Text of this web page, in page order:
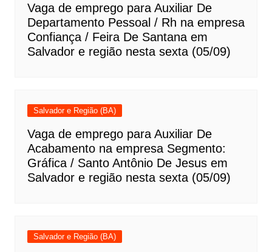
Vaga de emprego para Auxiliar De
Departamento Pessoal / Rh na empresa
Confiança / Feira De Santana em
Salvador e região nesta sexta (05/09)
Salvador e Região (BA)
Vaga de emprego para Auxiliar De
Acabamento na empresa Segmento:
Gráfica / Santo Antônio De Jesus em
Salvador e região nesta sexta (05/09)
Salvador e Região (BA)